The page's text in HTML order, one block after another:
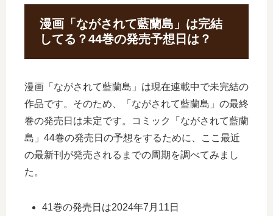
漫画「ながされて藍蘭島」は完結
してる？44巻の発売予想日は？
漫画「ながされて藍蘭島」は現在連載中で未完結の
作品です。そのため、「ながされて藍蘭島」の最終
巻の発売日は未定です。コミック「ながされて藍蘭
島」44巻の発売日の予想をするために、ここ最近
の最新刊が発売されるまでの周期を調べてみまし
た。
41巻の発売日は2024年7月11日